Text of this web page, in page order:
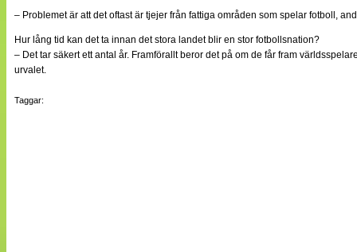
– Problemet är att det oftast är tjejer från fattiga områden som spelar fotboll,
Hur lång tid kan det ta innan det stora landet blir en stor fotbollsnation?
– Det tar säkert ett antal år. Framförallt beror det på om de får fram
urvalet.
Taggar: